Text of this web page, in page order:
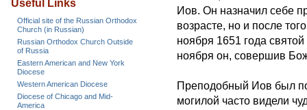
Иов. Он назначил себе
возрасте, но и после
ноября 1651 года
ноября он, совершив
Преподобный Иов был
могилой часто видели
Useful Links
Official site of the Russian Orthodox
Church (in Russian)
Russian Orthodox Church Outside
of Russia
Eastern American and New York
Diocese
Western American Diocese
Diocese of Chicago and Mid-
America